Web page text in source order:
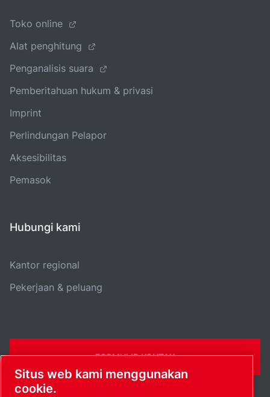
Toko online
Alat penghitung
Penganalisis suara
Pemberitahuan hukum & privasi
Imprint
Perlindungan Pelapor
Aksesibilitas
Pemasok
Hubungi kami
Kantor regional
Pekerjaan & peluang
FORMULIR KONTAK
Situs web kami menggunakan
cookie.